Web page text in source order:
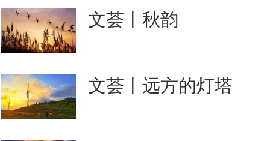
文荟丨秋韵
文荟丨远方的灯塔